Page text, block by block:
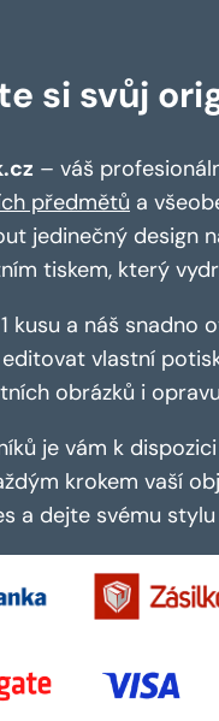
si svůj
– váš
předmětů a
jedinečný design
tiskem, který
kusu a náš snadno
vlastní
obrázků i
je vám k
krokem vaší
a dejte svému